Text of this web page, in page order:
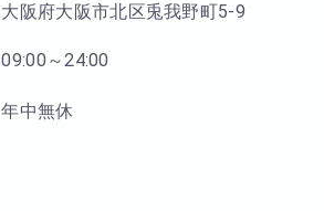
大阪府大阪市北区兎我野町5-9
09:00～24:00
年中無休